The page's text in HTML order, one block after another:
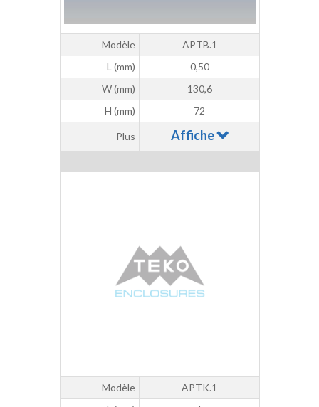
Modèle
APTB.1
L (mm)
0,50
W (mm)
130,6
H (mm)
72
Plus Affiche
Modèle
APTK.1